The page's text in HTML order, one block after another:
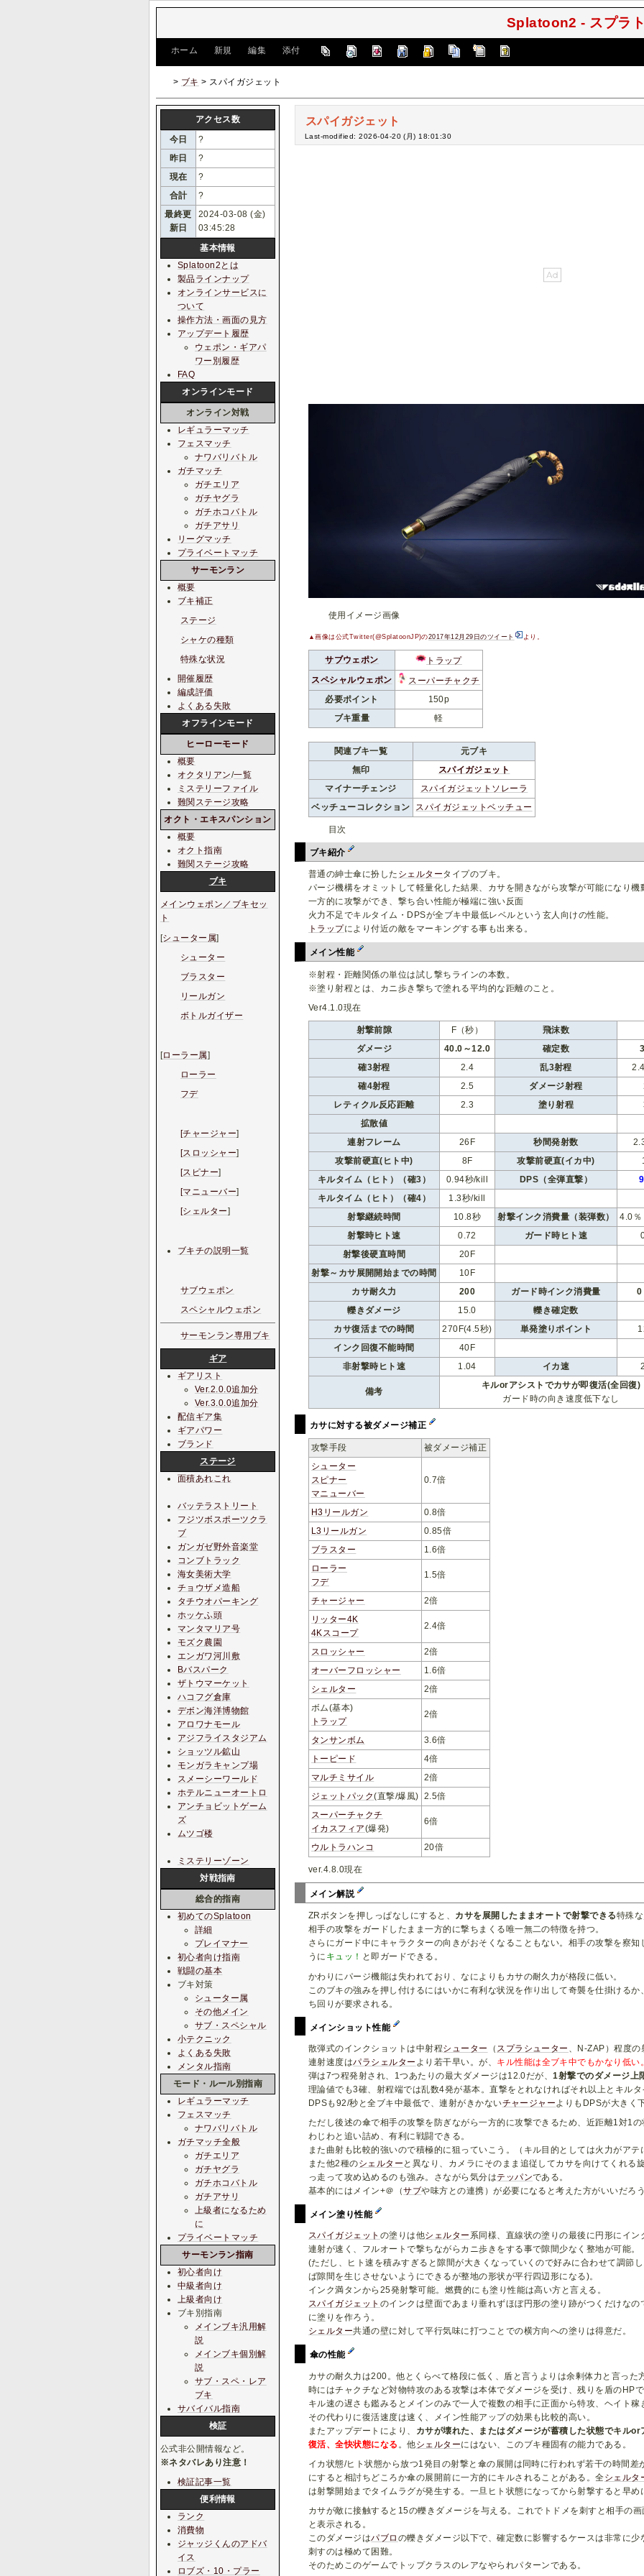
Splatoon2 - スプラ
ホーム 新規 編集 添付
> ブキ > スパイガジェット
スパイガジェット
Last-modified: 2026-04-20 (月) 18:01:30
使用イメージ画像
▲画像は公式Twitter(@SplatoonJP)の2017年12月29日のツイート より。
サブウェポン
トラップ
スペシャルウェポン
スーパーチャクチ
必要ポイント
150p
ブキ重量
軽
関連ブキ一覧
元ブキ
無印
スパイガジェット
マイナーチェンジ
スパイガジェットソレーラ
ベッチューコレクション
スパイガジェットベッチュー
目次
ブキ紹介
普通の紳士傘に扮した シェルタータイプのブキ。
パージ機構をオミットして軽量化した結果、カサを開きながら攻撃が可能になり機
一方的に攻撃ができ、撃ち合い性能が極端に強い反面
火力不足でキルタイム・DPSが全ブキ中最低レベルという玄人向けの性能。
トラップにより付近の敵をマーキングする事も出来る。
メイン性能
※射程・距離関係の単位は試し撃ちラインの本数。
※塗り射程とは、カニ歩き撃ちで塗れる平均的な距離のこと。
Ver4.1.0現在
射撃前隙 F（秒） 飛沫数
ダメージ
40.0～12.0 確定数
確3射程
2.4 乱3射程
確4射程
2.5 ダメージ射程
レティクル反応距離
2.3 塗り射程
拡散値
連射フレーム
26F 秒間発射数
攻撃前硬直(ヒト中)
8F 攻撃前硬直(イカ中)
キルタイム（ヒト）（確3）
0.94秒/kill DPS（全弾直撃）
キルタイム（ヒト）（確4）
1.3秒/kill
射撃継続時間
10.8秒 射撃インク消費量（装弾数）
4.0％
射撃時ヒト速
0.72 ガード時ヒト速
射撃後硬直時間
20F
射撃～カサ展開開始までの時間
10F
カサ耐久力
200 ガード時インク消費量
0
轢きダメージ
15.0 轢き確定数
カサ復活までの時間
270F(4.5秒) 単発塗りポイント
インク回復不能時間
40F
非射撃時ヒト速
1.04 イカ速
備考
キルorアシストでカサが即復活(全回復)
ガード時の向き速度低下なし
カサに対する被ダメージ補正
攻撃手段
被ダメージ補正
シューター
スピナー
マニューバー
0.7倍
H3リールガン
0.8倍
L3リールガン
0.85倍
ブラスター
1.6倍
ローラー
フデ
1.5倍
チャージャー
2倍
リッター4K
4Kスコープ
2.4倍
スロッシャー
2倍
オーバーフロッシャー
1.6倍
シェルター
2倍
ボム(基本)
トラップ
2倍
タンサンボム
3.6倍
トーピード
4倍
マルチミサイル
2倍
ジェットパック(直撃/爆風) 2.5倍
スーパーチャクチ
イカスフィア(爆発)
6倍
ウルトラハンコ 20倍
ver.4.8.0現在
メイン解説
ZRボタンを押しっぱなしにすると、 カサを展開したままオートで射撃できる特殊な
相手の攻撃をガードしたまま一方的に撃ちまくる唯一無二の特徴を持つ。
さらにガード中にキャラクターの向きがおそくなることもない。相手の攻撃を察
うに キュッ！ と即ガードできる。
かわりにパージ機能は失われており、なによりもカサの耐久力が格段に低い。
このブキの強みを押し付けるにはいかに有利な状況を作り出して奇襲を仕掛ける
ち回りが要求される。
メインショット性能
散弾式のインクショットは中射程シューター （ スプラシューター
、N-ZAP）程度の
連射速度はパラシェルター より若干早い。が、 キル性能は全ブキ中でもかなり低い。
弾は7つ程発射され、1つあたりの最大ダメージは12.0だが、1射撃でのダメージ上
理論値でも3確、射程端では乱数4発が基本。直撃をとれなければそれ以上とキルタ
DPSも92/秒と全ブキ中最低で、連射がきかないチャージャー よりもDPSが大きく
ただし後述の傘で相手の攻撃を防ぎながら一方的に攻撃できるため、近距離1対1
わじわと追い詰め、有利に戦闘できる。
また曲射も比較的強いので積極的に狙っていこう。（キル目的としては火力がアテ
また他2種のシェルター と異なり、カメラにそのまま追従してカサを向けてくれる
っ走って攻め込めるのも強み。さながら気分はテッパンである。
基本的にはメイン+＠（サブや味方との連携）が必要になると考えた方がいいだろう
メイン塗り性能
スパイガジェット の塗りは他シェルター 系同様、直線状の塗りの最後に円形にイン
連射が速く、フルオートで撃ちながらカニ歩きをする事で隙間少なく整地が可能。
(ただし、ヒト速を積みすぎると隙間が大きくなっていくので好みに合わせて調節
ば隙間を生じさせないようにできるが整地の形状が平行四辺形になる)。
インク満タンから25発射撃可能。燃費的にも塗り性能は高い方と言える。
スパイガジェット のインクは壁面であまり垂れずほぼ円形の塗り跡がつくだけな
に塗りを作ろう。
シェルター共通の壁に対して平行気味に打つことでの横方向への塗りは得意だ。
傘の性能
カサの耐久力は200。他とくらべて格段に低く、盾と言うよりは余剰体力と言った
時にはチャクチなど対物特攻のある攻撃は本体でダメージを受け、残りを盾のHPで
キル速の遅さも鑑みるとメインのみで一人で複数の相手に正面から特攻、ヘイト稼
その代わりに復活速度は速く、メイン性能アップの効果も比較的高い。
またアップデートにより、 カサが壊れた、またはダメージが蓄積した状態でキルor
復活、全快状態になる 。他シェルターにはない、このブキ種固有の能力である。
イカ状態/ヒト状態から放つ1発目の射撃と傘の展開は同時に行われず若干の時間
にすると相討ちどころか傘の展開前に一方的にキルされることがある。全シェルタ
は射撃開始までタイムラグが発生する。一旦ヒト状態になってから射撃すると早め
カサが敵に接触すると15の轢きダメージを与える。これでトドメを刺すと相手の画
と表示される。
このダメージはパブロ の轢きダメージ以下で、確定数に影響するケースは非常に
刺すのは極めて困難。
そのためこのゲームでトップクラスのレアなやられパターンである。
アクセス数
今日
?
昨日
?
現在
?
合計
?
最終更
新日
2024-03-08 (金)
03:45:28
基本情報
Splatoon2とは
製品ラインナップ
オンラインサービスに
ついて
操作方法・画面の見方
アップデート履歴
ウェポン・ギアパ
ワー別履歴
FAQ
オンラインモード
オンライン対戦
レギュラーマッチ
フェスマッチ
ナワバリバトル
ガチマッチ
ガチエリア
ガチヤグラ
ガチホコバトル
ガチアサリ
リーグマッチ
プライベートマッチ
サーモンラン
概要
ブキ補正
ステージ
シャケの種類
特殊な状況
開催履歴
編成評価
よくある失敗
オフラインモード
ヒーローモード
概要
オクタリアン/一覧
ミステリーファイル
難関ステージ攻略
オクト・エキスパンション
概要
オクト指南
難関ステージ攻略
ブキ
メインウェポン／ブキセッ
ト
[シューター属]
シューター
ブラスター
リールガン
ボトルガイザー
[ローラー属]
ローラー
フデ
[チャージャー]
[スロッシャー]
[スピナー]
[マニューバー]
[シェルター]
ブキチの説明一覧
サブウェポン
スペシャルウェポン
サーモンラン専用ブキ
ギア
ギアリスト
Ver.2.0.0追加分
Ver.3.0.0追加分
配信ギア集
ギアパワー
ブランド
ステージ
面積あれこれ
バッテラストリート
フジツボスポーツクラ
ブ
ガンガゼ野外音楽堂
コンブトラック
海女美術大学
チョウザメ造船
タチウオパーキング
ホッケふ頭
マンタマリア号
モズク農園
エンガワ河川敷
Bバスパーク
ザトウマーケット
ハコフグ倉庫
デボン海洋博物館
アロワナモール
アジフライスタジアム
ショッツル鉱山
モンガラキャンプ場
スメーシーワールド
ホテルニューオートロ
アンチョビットゲーム
ズ
ムツゴ楼
ミステリーゾーン
対戦指南
総合的指南
初めてのSplatoon
詳細
プレイマナー
初心者向け指南
戦闘の基本
ブキ対策
シューター属
その他メイン
サブ・スペシャル
小テクニック
よくある失敗
メンタル指南
モード・ルール別指南
レギュラーマッチ
フェスマッチ
ナワバリバトル
ガチマッチ全般
ガチエリア
ガチヤグラ
ガチホコバトル
ガチアサリ
上級者になるため
に
プライベートマッチ
サーモンラン指南
初心者向け
中級者向け
上級者向け
ブキ別指南
メインブキ汎用解
説
メインブキ個別解
説
サブ・スペ・レア
ブキ
サバイバル指南
検証
公式非公開情報など。
※ネタバレあり注意！
検証記事一覧
便利情報
ランク
消費物
ジャッジくんのアドバ
イス
ロブズ・10・プラー